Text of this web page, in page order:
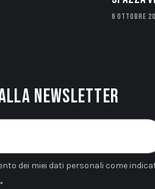
6 OTTOBRE
newsletter
dei miei dati personali come